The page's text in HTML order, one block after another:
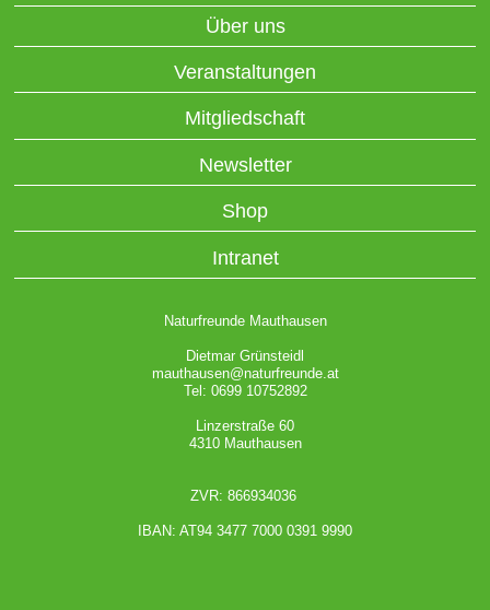
Über uns
Veranstaltungen
Mitgliedschaft
Newsletter
Shop
Intranet
Naturfreunde Mauthausen
Dietmar Grünsteidl
mauthausen@naturfreunde.at
Tel: 0699 10752892
Linzerstraße 60
4310 Mauthausen
ZVR: 866934036
IBAN: AT94 3477 7000 0391 9990